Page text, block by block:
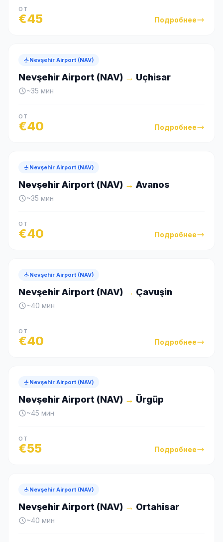
ОТ
€45 Подробнее
Nevşehir Airport (NAV)
Nevşehir Airport (NAV) → Uçhisar
~35 мин
ОТ
€40 Подробнее
Nevşehir Airport (NAV)
Nevşehir Airport (NAV) → Avanos
~35 мин
ОТ
€40 Подробнее
Nevşehir Airport (NAV)
Nevşehir Airport (NAV) → Çavuşin
~40 мин
ОТ
€40 Подробнее
Nevşehir Airport (NAV)
Nevşehir Airport (NAV) → Ürgüp
~45 мин
ОТ
€55 Подробнее
Nevşehir Airport (NAV)
Nevşehir Airport (NAV) → Ortahisar
~40 мин